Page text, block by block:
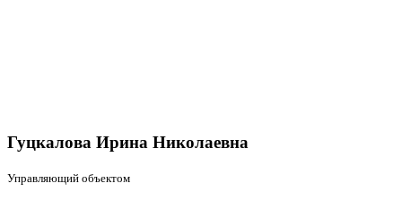
Гуцкалова Ирина Николаевна
Управляющий объектом